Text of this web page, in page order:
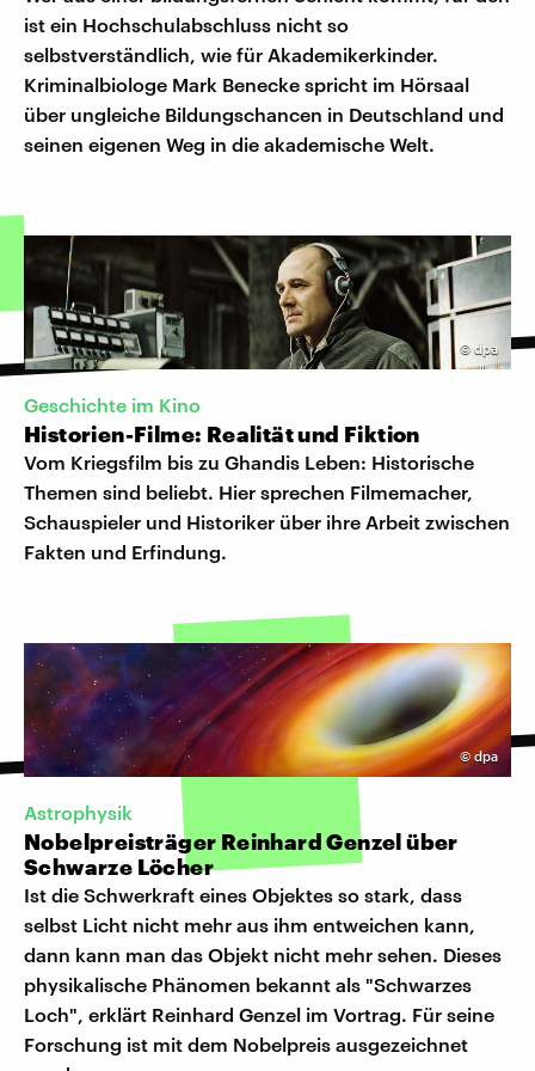
ist ein Hochschulabschluss nicht so
selbstverständlich, wie für Akademikerkinder.
Kriminalbiologe Mark Benecke spricht im Hörsaal
über ungleiche Bildungschancen in Deutschland und
seinen eigenen Weg in die akademische Welt.
© dpa
Geschichte im Kino
Historien-Filme: Realität und Fiktion
Vom Kriegsfilm bis zu Ghandis Leben: Historische
Themen sind beliebt. Hier sprechen Filmemacher,
Schauspieler und Historiker über ihre Arbeit zwischen
Fakten und Erfindung.
©dpa
Astrophysik
Nobelpreisträger Reinhard Genzel über
Schwarze Löcher
Ist die Schwerkraft eines Objektes so stark, dass
selbst Licht nicht mehr aus ihm entweichen kann,
dann kann man das Objekt nicht mehr sehen. Dieses
physikalische Phänomen bekannt als "Schwarzes
Loch", erklärt Reinhard Genzel im Vortrag. Für seine
Forschung ist mit dem Nobelpreis ausgezeichnet